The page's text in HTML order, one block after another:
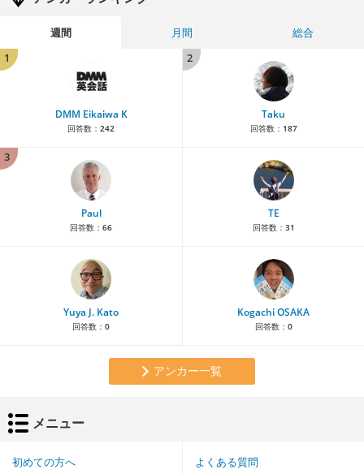
週間 月間
総合
1
DMM Eikaiwa K
回答数： 242
2
Taku
回答数： 187
3
Paul
回答数： 66
TE
回答数： 31
Yuya J. Kato
回答数： 0
Kogachi OSAKA
回答数： 0
アンカー一覧
メニュー
初めての方へ よくある質問